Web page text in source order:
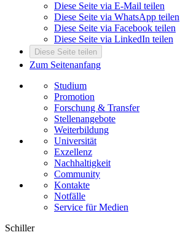
Diese Seite via E-Mail teilen
Diese Seite via WhatsApp teilen
Diese Seite via Facebook teilen
Diese Seite via LinkedIn teilen
Diese Seite teilen
Zum Seitenanfang
Studium
Promotion
Forschung & Transfer
Stellenangebote
Weiterbildung
Universität
Exzellenz
Nachhaltigkeit
Community
Kontakte
Notfälle
Service für Medien
Schiller